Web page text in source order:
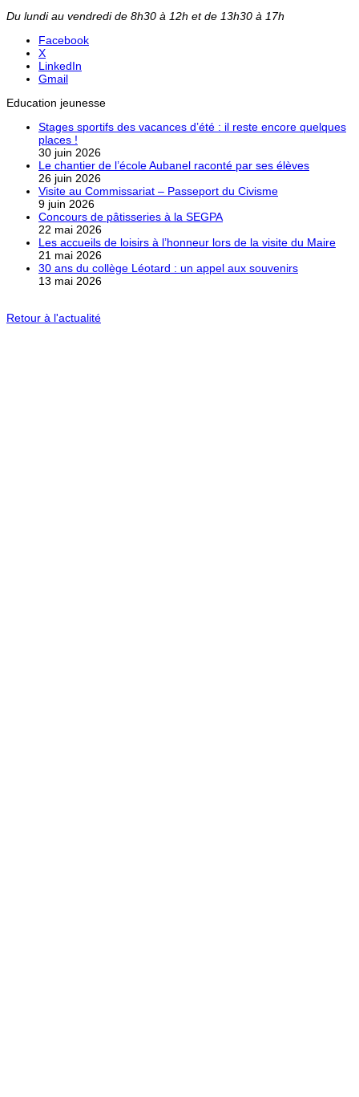
Du lundi au vendredi de 8h30 à 12h et de 13h30 à 17h
Facebook
X
LinkedIn
Gmail
Education jeunesse
Stages sportifs des vacances d’été : il reste encore quelques
places !
30 juin 2026
Le chantier de l’école Aubanel raconté par ses élèves
26 juin 2026
Visite au Commissariat – Passeport du Civisme
9 juin 2026
Concours de pâtisseries à la SEGPA
22 mai 2026
Les accueils de loisirs à l’honneur lors de la visite du Maire
21 mai 2026
30 ans du collège Léotard : un appel aux souvenirs
13 mai 2026
Retour à l'actualité